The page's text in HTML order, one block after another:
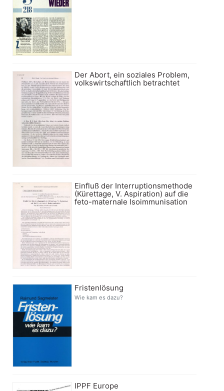
Der Abort, ein soziales Problem,
volkswirtschaftlich betrachtet
Einfluß der Interruptionsmethode
(Kürettage, V. Aspiration) auf die
feto-maternale Isoimmunisation
Fristenlösung
Wie kam es dazu?
IPPF Europe